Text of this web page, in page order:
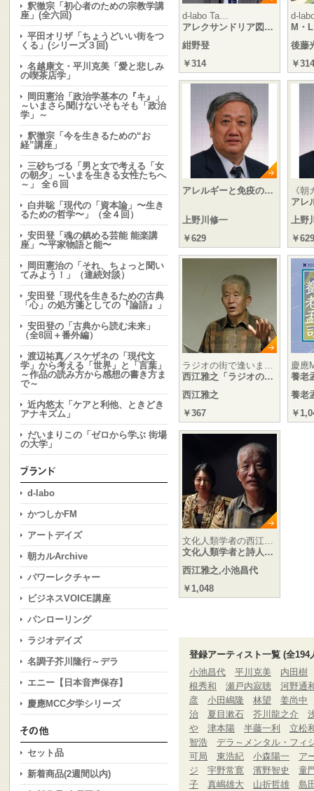
d-labo Ta…
アレクサンドリア図…
紺野登
￥314
d-
M・
後藤
￥314
アレルギーと免疫の…
上野川修一
￥629
《
アレ
上野
￥629
ラジオの街で逢いま…
西江雅之「ラジオの…
西江雅之
￥367
慶應
養老
養老
￥
文化人類学者の西江…
文化人類学者と詩人…
西江雅之,小池昌代
￥1,048
登録アーティスト一覧 (全
小池昌代
平川克美
内田樹
根秀和
瀬戸内寂聴
河野通
彦
小田嶋隆 林望
姜尚中
治
夏目漱石 芥川龍之介
や
津本陽 半藤一利
立松
智浩
デラ～メンタル・フィ
可局
東浩紀 小森陽一
ア
ジ
宇野常寛 濱野智史
童
子
真嶋雄大 山折哲雄
島
釈徹宗「初心者のための宗教学講
座」(全六回)
平田オリザ「ちょうどいい街をつ
くる」(シリーズ３回)
名越康文・平川克美「愛と悲しみ
の喫茶店学」
岡田憲治「政治学基本の『キ』」
～いまさら聞けないそもそも「政治
学」～
釈徹宗「今を生きるための“お
経”講座」
三砂ちづる「男と女で考える「女
の朝夕」～いまを生きる女性たちへ
～」 全６回
白井聡「現代の「資本論」〜生き
るための哲学〜」（全４回）
安田登「魂の鎮める芸能 能楽講
座」〜平家物語と能〜
岡田憲治の「それ、ちょっと聞い
てみよう！」（連続対談）
安田登「現代を生きるための古典
「心」の処方箋としての『論語』」
安田登の「古典から読む未来」
（全8回＋番外編）
渡辺祐真／スケザネの「現代文
学」から考える「世界」と「言葉」
～作品の読み方から感想の書き方ま
で～
近内悠太「ケアと利他、ときどき
アナキズム」
だいまりこの「ゼロから学ぶ 街場
の大学」
d-labo
かつしかFM
アートデイズ
朝カルArchive
パワーレクチャー
ビジネスVOICE講座
パンローリング
ラジオデイズ
名調子芥川隆行～デラ
エニー【日本音声保存】
慶應MCC夕学シリーズ
セット品
新着商品(2週間以内)